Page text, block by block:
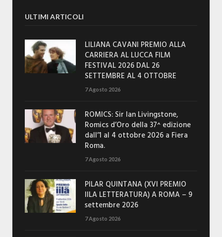
ULTIMI ARTICOLI
LILIANA CAVANI PREMIO ALLA
CARRIERA AL LUCCA FILM
FESTIVAL 2026 DAL 26
SETTEMBRE AL 4 OTTOBRE
7 Agosto 2026
ROMICS: Sir Ian Livingstone,
Romics d’Oro della 37^ edizione
dall’1 al 4 ottobre 2026 a Fiera
Roma.
7 Agosto 2026
PILAR QUINTANA (XVI PREMIO
IILA LETTERATURA) A ROMA – 9
settembre 2026
7 Agosto 2026